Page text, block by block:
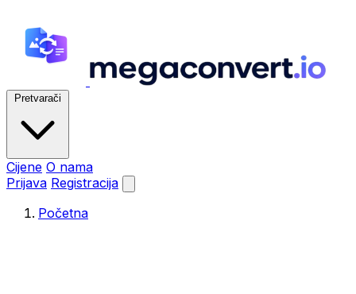
Pretvarači
Cijene O nama
Prijava Registracija
Početna